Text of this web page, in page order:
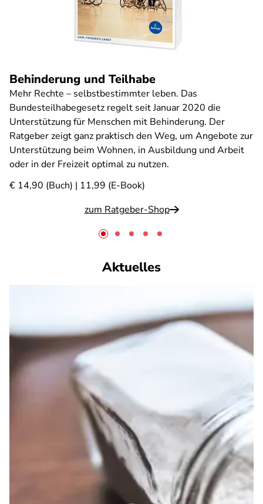
Behinderung und Teilhabe
Mehr Rechte – selbstbestimmter leben. Das
Bundesteilhabegesetz regelt seit Januar 2020 die
Unterstützung für Menschen mit Behinderung. Der
Ratgeber zeigt ganz praktisch den Weg, um Angebote zur
Unterstützung beim Wohnen, in Ausbildung und Arbeit
oder in der Freizeit optimal zu nutzen.
€ 14,90 (Buch) | 11,99 (E-Book)
zum Ratgeber-Shop
Aktuelles